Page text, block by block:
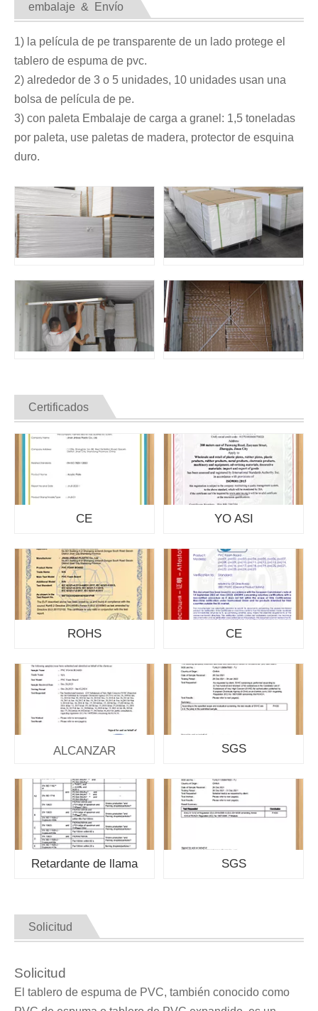
embalaje & Envío
1) la película de pe transparente de un lado protege el
tablero de espuma de pvc.
2) alrededor de 3 o 5 unidades, 10 unidades usan una
bolsa de película de pe.
3) con paleta Embalaje de carga a granel: 1,5 toneladas
por paleta, use paletas de madera, protector de esquina
duro.
Certificados
CE YO ASI
ROHS CE
ALCANZAR SGS
Retardante de llama SGS
Solicitud
Solicitud
El tablero de espuma de PVC, también conocido como